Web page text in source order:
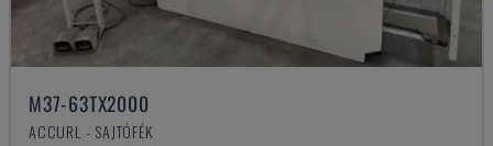
M37-63TX2000
ACCURL - SAJTÓFÉK